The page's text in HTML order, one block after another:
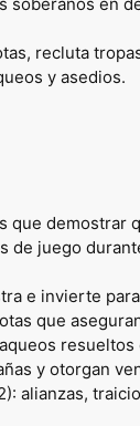
recluta
y asedios.
que demostrar
juego
e invierte
que
resueltos
y otorgan
alianzas,